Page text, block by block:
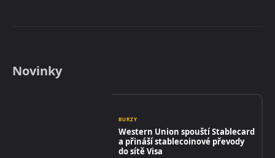
Novinky
BURZY
Western Union spouští Stablecard
a přináší stablecoinové převody
do sítě Visa